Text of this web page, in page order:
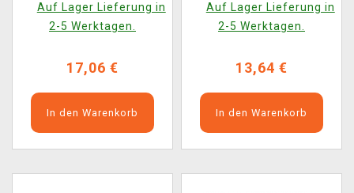
Auf Lager Lieferung in
2-5 Werktagen.
17,06 €
In den Warenkorb
Auf Lager Lieferung in
2-5 Werktagen.
13,64 €
In den Warenkorb